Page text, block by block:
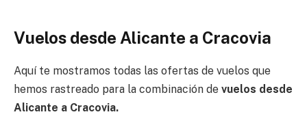
Vuelos desde Alicante a Cracovia
Aquí te mostramos todas las ofertas de vuelos que
hemos rastreado para la combinación de vuelos desde
Alicante a Cracovia.